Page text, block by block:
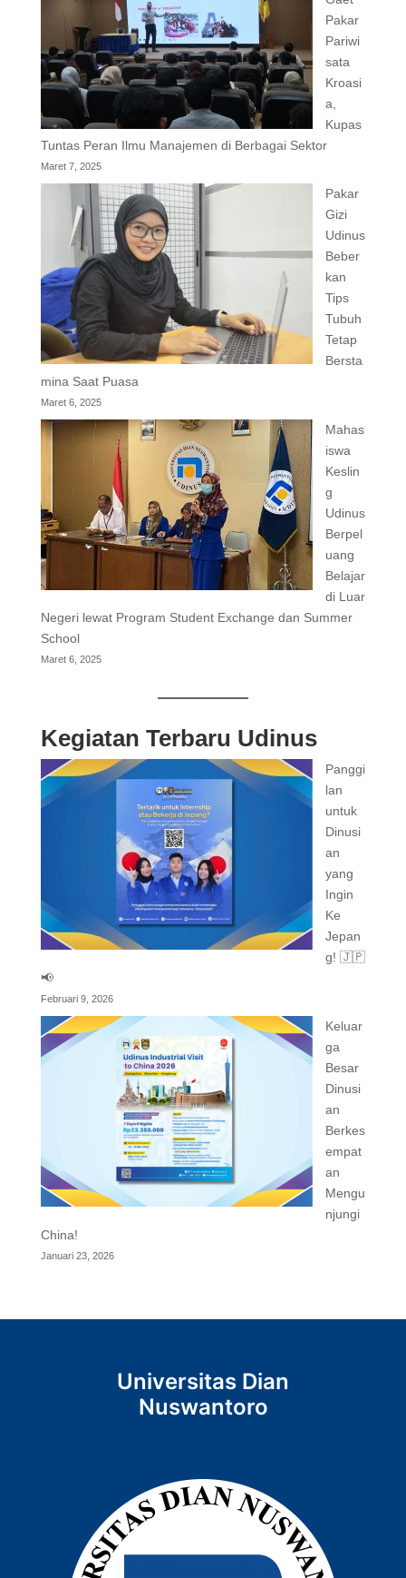
Pakar
Pariwi
sata
Kroasi
a,
Kupas
Tuntas Peran Ilmu Manajemen di Berbagai Sektor
Maret 7, 2025
Pakar
Gizi
Udinus
Beber
kan
Tips
Tubuh
Tetap
Bersta
mina Saat Puasa
Maret 6, 2025
Mahas
iswa
Keslin
g
Udinus
Berpel
uang
Belajar
di Luar
Negeri lewat Program Student Exchange dan Summer
School
Maret 6, 2025
Kegiatan Terbaru Udinus
Panggi
lan
untuk
Dinusi
an
yang
Ingin
Ke
Jepan
g! 🇯🇵
📢
Februari 9, 2026
Keluar
ga
Besar
Dinusi
an
Berkes
empat
an
Mengu
njungi
China!
Januari 23, 2026
Universitas Dian
Nuswantoro